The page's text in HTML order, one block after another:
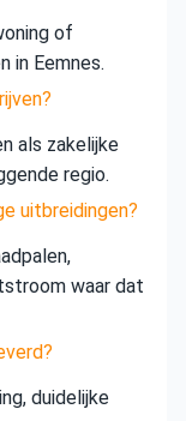
of
in Eemnes.
als zakelijke
regio.
uitbreidingen?
waar dat
duidelijke